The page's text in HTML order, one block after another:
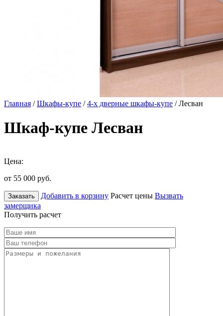
Главная /Шкафы-купе /4-х дверные шкафы-купе / Лесван
Шкаф-купе Лесван
Цена:
от 55 000 руб.
Заказать Добавить в корзину Расчет цены Вызвать
замерщика
Получить расчет